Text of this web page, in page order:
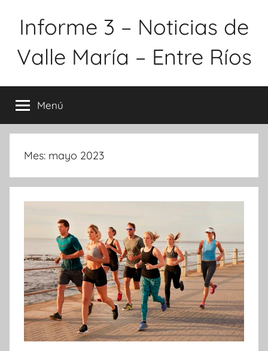
Informe 3 – Noticias de
Valle María – Entre Ríos
Menú
Mes: mayo 2023